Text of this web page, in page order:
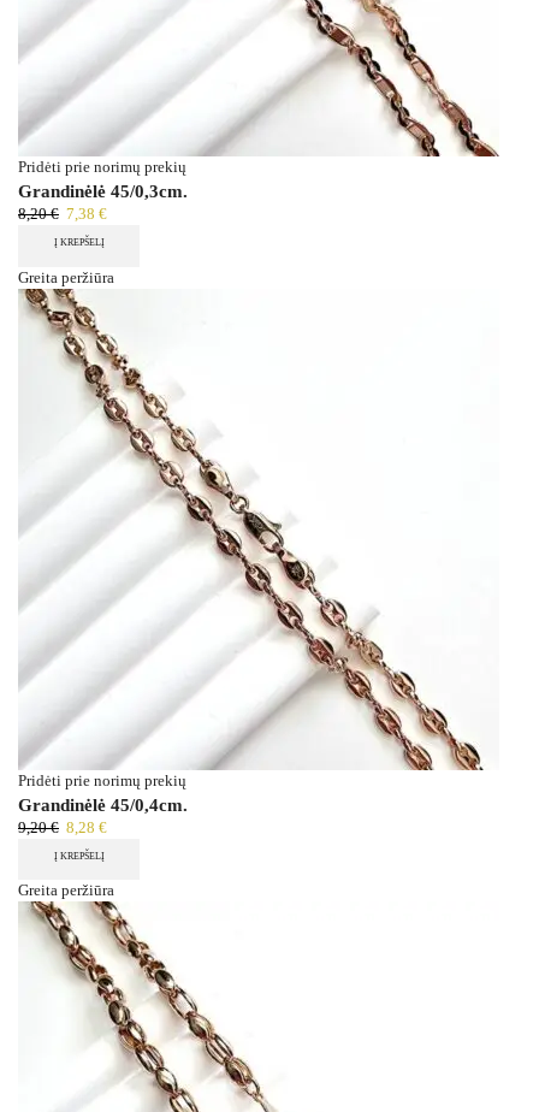
Pridėti prie norimų prekių
Grandinėlė 45/0,3cm.
8,20€ 7,38 €
Į KREPŠELĮ
Greita peržiūra
Pridėti prie norimų prekių
Grandinėlė 45/0,4cm.
9,20€ 8,28 €
Į KREPŠELĮ
Greita peržiūra